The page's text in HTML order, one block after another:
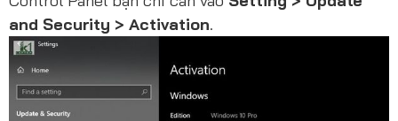
and Security > Activation.